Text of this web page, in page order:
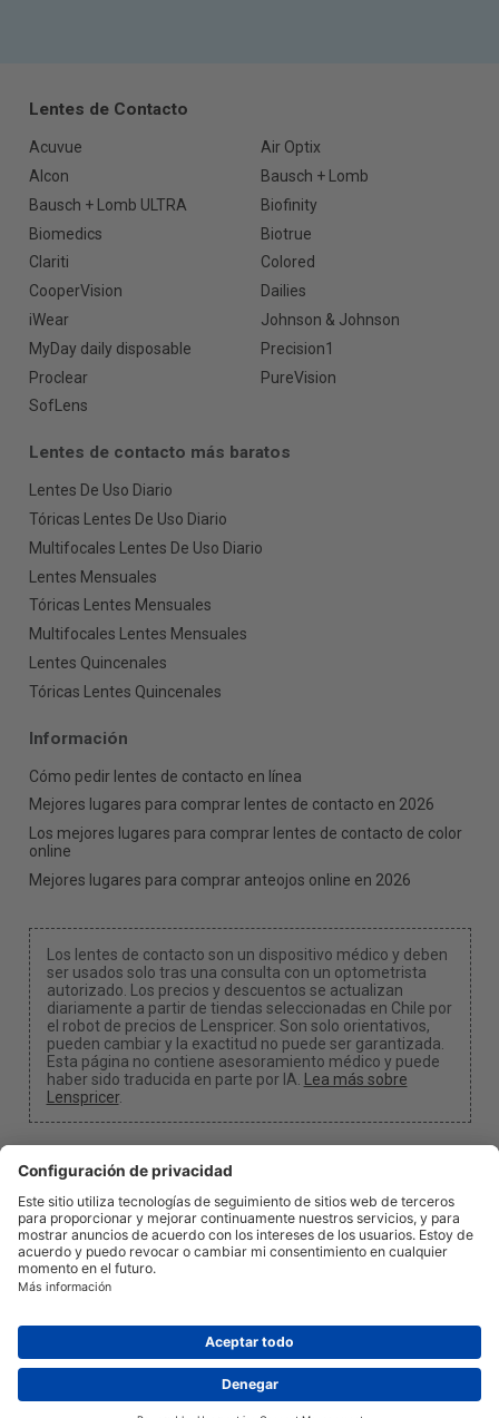
Lentes de Contacto
Acuvue
Air Optix
Alcon
Bausch + Lomb
Bausch + Lomb ULTRA
Biofinity
Biomedics
Biotrue
Clariti
Colored
CooperVision
Dailies
iWear
Johnson & Johnson
MyDay daily disposable
Precision1
Proclear
PureVision
SofLens
Lentes de contacto más baratos
Lentes De Uso Diario
Tóricas Lentes De Uso Diario
Multifocales Lentes De Uso Diario
Lentes Mensuales
Tóricas Lentes Mensuales
Multifocales Lentes Mensuales
Lentes Quincenales
Tóricas Lentes Quincenales
Información
Cómo pedir lentes de contacto en línea
Mejores lugares para comprar lentes de contacto en 2026
Los mejores lugares para comprar lentes de contacto de color
online
Mejores lugares para comprar anteojos online en 2026
Los lentes de contacto son un dispositivo médico y deben
ser usados solo tras una consulta con un optometrista
autorizado. Los precios y descuentos se actualizan
diariamente a partir de tiendas seleccionadas en Chile por
el robot de precios de Lenspricer. Son solo orientativos,
pueden cambiar y la exactitud no puede ser garantizada.
Esta página no contiene asesoramiento médico y puede
haber sido traducida en parte por IA.
Lea más sobre
Lenspricer.
Configuración de cookies
Podemos recibir una comisión si usa uno de nuestros
info@lenspricer.cl
DK44428156